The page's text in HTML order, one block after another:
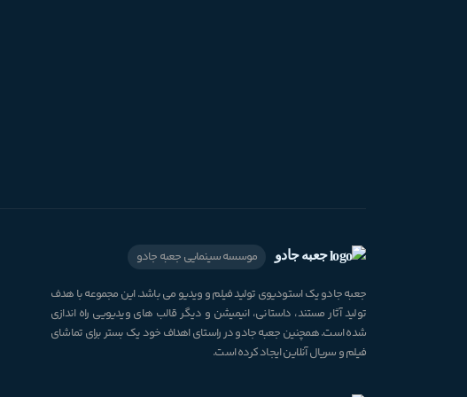
جعبه جادو موسسه سینمایی جعبه جادو
جعبه جادو یک استودیوی تولید فیلم و ویدیو می باشد. این مجموعه با هدف
تولید آثار مستند، داستانی، انیمیشن و دیگر قالب های ویدیویی راه اندازی
شده است. همچنین جعبه جادو در راستای اهداف خود یک بستر برای تماشای
فیلم و سریال آنلاین ایجاد کرده است.